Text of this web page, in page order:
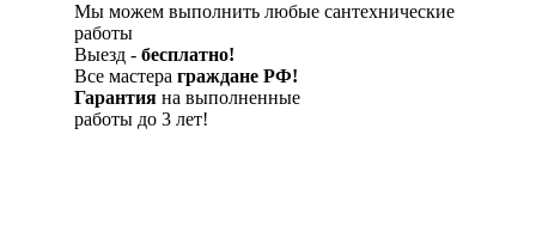
Мы можем выполнить любые сантехнические
работы
Выезд - бесплатно!
Все мастера граждане РФ!
Гарантияна выполненные
работы до 3 лет!